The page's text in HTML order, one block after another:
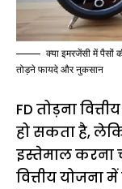
क्या इमरजेंसी में पैसों
तोड़ने फायदे और नुकसान
FD तोड़ना
हो सकता है,
इस्तेमाल करना
वित्तीय